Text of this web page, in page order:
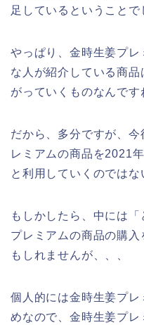
足しているということで
やっぱり、金時生姜プレ
な人が紹介している商
がっていくものなんです
だから、多分ですが、
レミアムの商品を2021
と利用していくのではな
もしかしたら、中には
プレミアムの商品の購
もしれませんが、、、
個人的には金時生姜プ
めなので、金時生姜プレ